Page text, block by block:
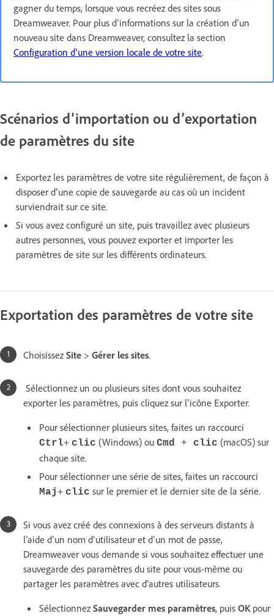
gagner du temps, lorsque vous recréez des sites sous
Dreamweaver. Pour plus d’informations sur la création d’un
nouveau site dans Dreamweaver, consultez la section
Configuration d’une version locale de votre site.
Scénarios d’importation ou d’exportation
de paramètres du site
Exportez les paramètres de votre site régulièrement, de façon à
disposer d’une copie de sauvegarde au cas où un incident
surviendrait sur ce site.
Si vous avez configuré un site, puis travaillez avec plusieurs
autres personnes, vous pouvez exporter et importer les
paramètres de site sur les différents ordinateurs.
Exportation des paramètres de votre site
Choisissez Site > Gérer les sites.
Sélectionnez un ou plusieurs sites dont vous souhaitez
exporter les paramètres, puis cliquez sur l’icône Exporter.
Pour sélectionner plusieurs sites, faites un raccourci
Ctrl+ clic (Windows) ou Cmd + clic (macOS) sur
chaque site.
Pour sélectionner une série de sites, faites un raccourci
Maj+ clic sur le premier et le dernier site de la série.
Si vous avez créé des connexions à des serveurs distants à
l’aide d’un nom d’utilisateur et d’un mot de passe,
Dreamweaver vous demande si vous souhaitez effectuer une
sauvegarde des paramètres du site pour vous-même ou
partager les paramètres avec d’autres utilisateurs.
Sélectionnez Sauvegarder mes paramètres, puis OKpour